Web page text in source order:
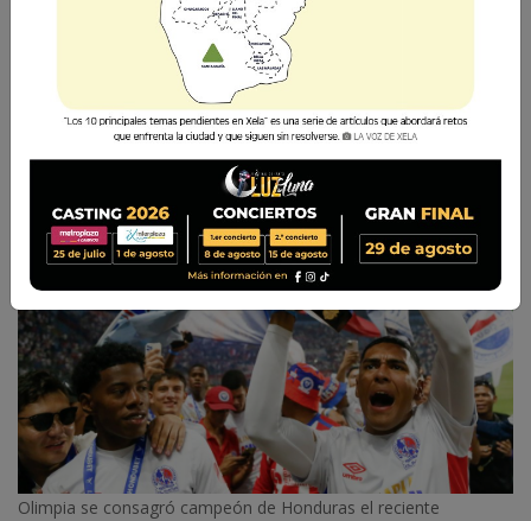
La Voz de Xela 8 Enero 2026 12:13
Olimpia se consagró campeón de Honduras el reciente